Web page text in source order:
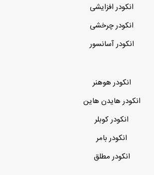
انکودر افزایشی
انکودر چرخشی
انکودر آسانسور
انکودر هوهنر
انکودر هایدن هاین
انکودر کوبلر
انکودر بامر
انکودر مطلق